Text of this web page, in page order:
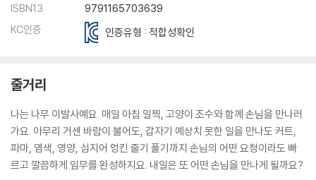
ISBN13
9791165703639
KC인증
인증유형 : 적합성확인
줄거리
나는 나무 이발사예요. 매일 아침 일찍, 고양이 조수와 함께 손님을 만나러
가요. 아무리 거센 바람이 불어도, 갑자기 예상치 못한 일을 만나도 커트,
파마, 염색, 영양, 심지어 엉킨 줄기 풀기까지 손님의 어떤 요청이라도 빠
르고 깔끔하게 임무를 완성하지요. 내일은 또 어떤 손님을 만나게 될까요?